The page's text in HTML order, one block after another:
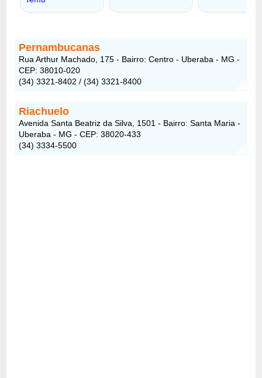
Pernambucanas
Rua Arthur Machado, 175 - Bairro: Centro - Uberaba - MG -
CEP: 38010-020
(34) 3321-8402 / (34) 3321-8400
Riachuelo
Avenida Santa Beatriz da Silva, 1501 - Bairro: Santa Maria -
Uberaba - MG - CEP: 38020-433
(34) 3334-5500